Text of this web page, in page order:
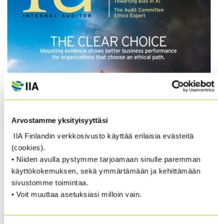
Arvostamme yksityisyyttäsi
IIA Finlandin verkkosivusto käyttää erilaisia evästeitä
(cookies).
• Niiden avulla pystymme tarjoamaan sinulle paremman
käyttökokemuksen, sekä ymmärtämään ja kehittämään
sivustomme toimintaa.
• Voit muuttaa asetuksiasi milloin vain.